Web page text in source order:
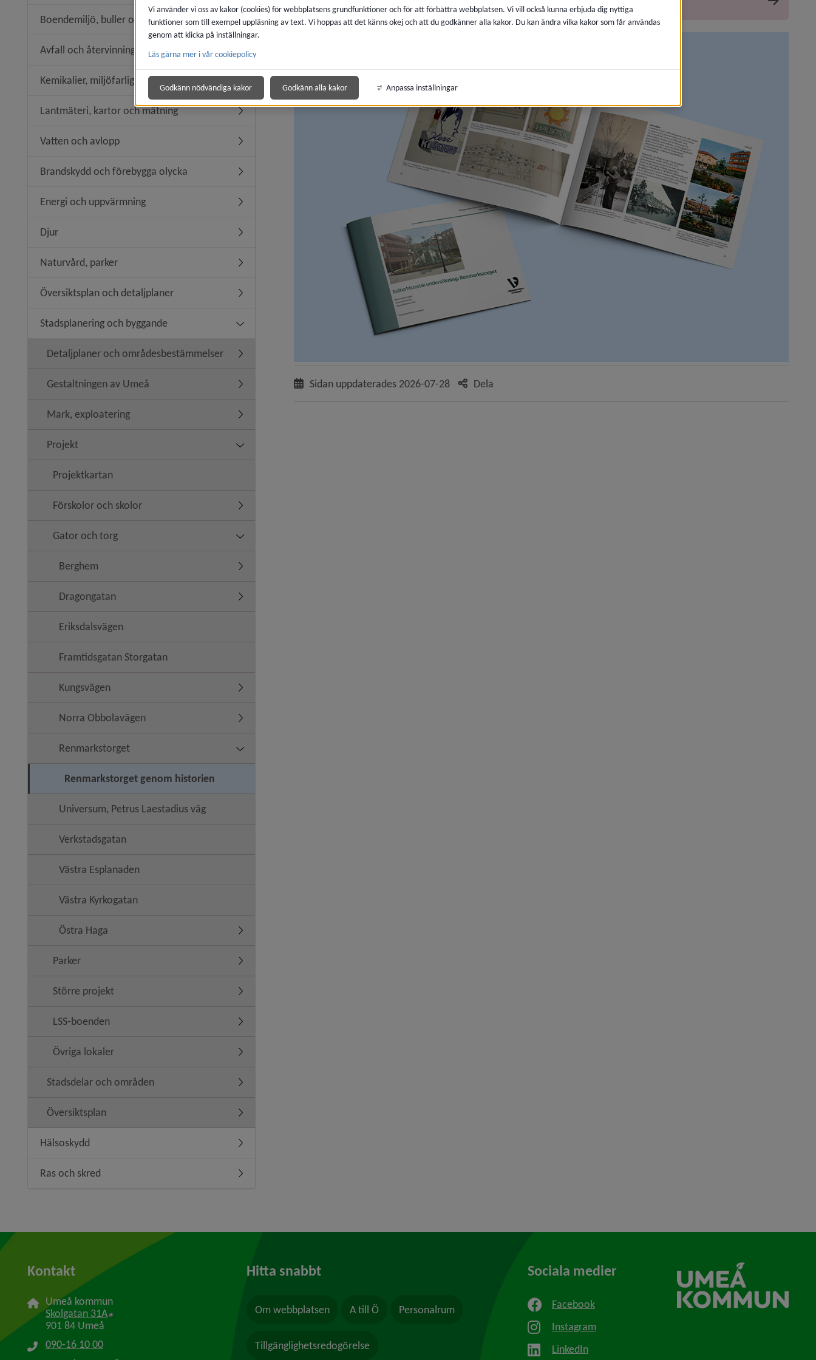
Boendemiljö, buller och luftkvalitet Undermeny för Boendemiljö, buller och luftkvalitet
Avfall och återvinning Undermeny för Avfall och återvinning
Kemikalier, miljöfarlig verksamhet Undermeny för Kemikalier, miljöfarlig verksamhet
Lantmäteri, kartor och mätning Undermeny för Lantmäteri, kartor och mätning
Vatten och avlopp Undermeny för Vatten och avlopp
Brandskydd och förebygga olycka Undermeny för Brandskydd och förebygga olycka
Energi och uppvärmning Undermeny för Energi och uppvärmning
Djur Undermeny för Djur
Naturvård, parker Undermeny för Naturvård, parker
Översiktsplan och detaljplaner Undermeny för Översiktsplan och detaljplaner
Stadsplanering och byggande Undermeny för Stadsplanering och byggande
Detaljplaner och områdesbestämmelser Undermeny för Detaljplaner och områdesbestämmelser
Gestaltningen av Umeå Undermeny för Gestaltningen av Umeå
Mark, exploatering Undermeny för Mark, exploatering
Projekt Undermeny för Projekt
Projektkartan
Förskolor och skolor Undermeny för Förskolor och skolor
Gator och torg Undermeny för Gator och torg
Berghem Undermeny för Berghem
Dragongatan Undermeny för Dragongatan
Eriksdalsvägen
Framtidsgatan Storgatan
Kungsvägen Undermeny för Kungsvägen
Norra Obbolavägen Undermeny för Norra Obbolavägen
Renmarkstorget Undermeny för Renmarkstorget
Renmarkstorget genom historien
Universum, Petrus Laestadius väg
Verkstadsgatan
Västra Esplanaden
Västra Kyrkogatan
Östra Haga Undermeny för Östra Haga
Parker Undermeny för Parker
Större projekt Undermeny för Större projekt
LSS-boenden Undermeny för LSS-boenden
Övriga lokaler Undermeny för Övriga lokaler
Stadsdelar och områden Undermeny för Stadsdelar och områden
Översiktsplan Undermeny för Översiktsplan
Hälsoskydd Undermeny för Hälsoskydd
Ras och skred Undermeny för Ras och skred
Sidan uppdaterades 2026-07-28 Dela
Kontakt
Umeå kommun
Skolgatan 31A Länk till annan webbplats, öppnas i nytt fönster.
901 84 Umeå
090-16 10 00
Hitta snabbt
Om webbplatsen A till Ö Personalrum
Tillgänglighetsredogörelse
Sociala medier
Facebook
Instagram
LinkedIn
Vi använder vi oss av kakor (cookies) för webbplatsens grundfunktioner och för att förbättra webbplatsen. Vi vill också kunna erbjuda dig nyttiga
funktioner som till exempel uppläsning av text. Vi hoppas att det känns okej och att du godkänner alla kakor. Du kan ändra vilka kakor som får användas
genom att klicka på inställningar.
Läs gärna mer i vår cookiepolicy
Godkänn nödvändiga kakor Godkänn alla kakor Anpassa inställningar